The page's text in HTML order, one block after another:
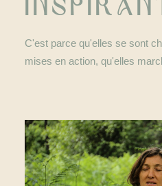
C'est parce qu'elles se sont
mises en action, qu'elles